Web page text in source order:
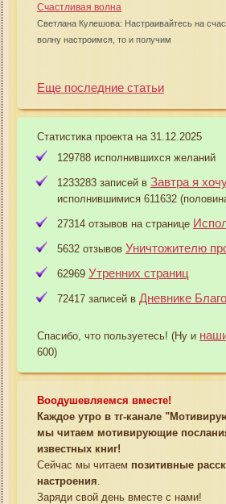
Счастливая волна
Светлана Кулешова: Настраивайтесь на
волну настроимся, то и получим
Еще последние статьи
Статистика проекта на 31.12.2025
129788 исполнившихся желаний
1233283 записей в Завтра я
исполнившимися 611632
27314 отзывов на странице
5632 отзывов Уничтожителю
62969 Утренних страниц
72417 записей в Дневнике
Спасибо, что пользуетесь! (Ну и
600)
Воодушевляемся вместе!
Каждое утро в тг-канале
мы читаем мотивирующие
известных книг!
Сейчас мы читаем позитивные
настроения
Заряди свой день вместе с нами!